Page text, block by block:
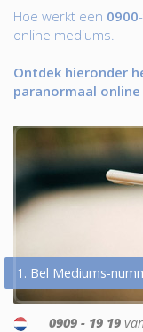
Hoe werkt een 0900
online mediums.
Ontdek hieronder
paranormaal
1. Bel Mediums-
0909 - 19 19